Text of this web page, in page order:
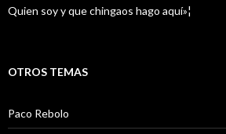
Quien soy y que chingaos hago aquí»¦
OTROS TEMAS
Paco Rebolo